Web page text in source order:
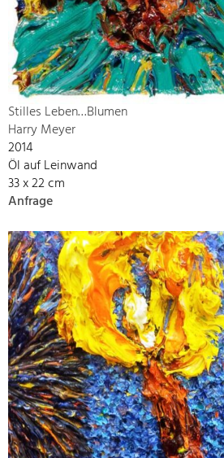
Stilles Leben…Blumen
Harry Meyer
2014
Öl auf Leinwand
33 x 22 cm
Anfrage